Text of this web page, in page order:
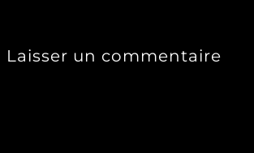
Laisser un commentaire